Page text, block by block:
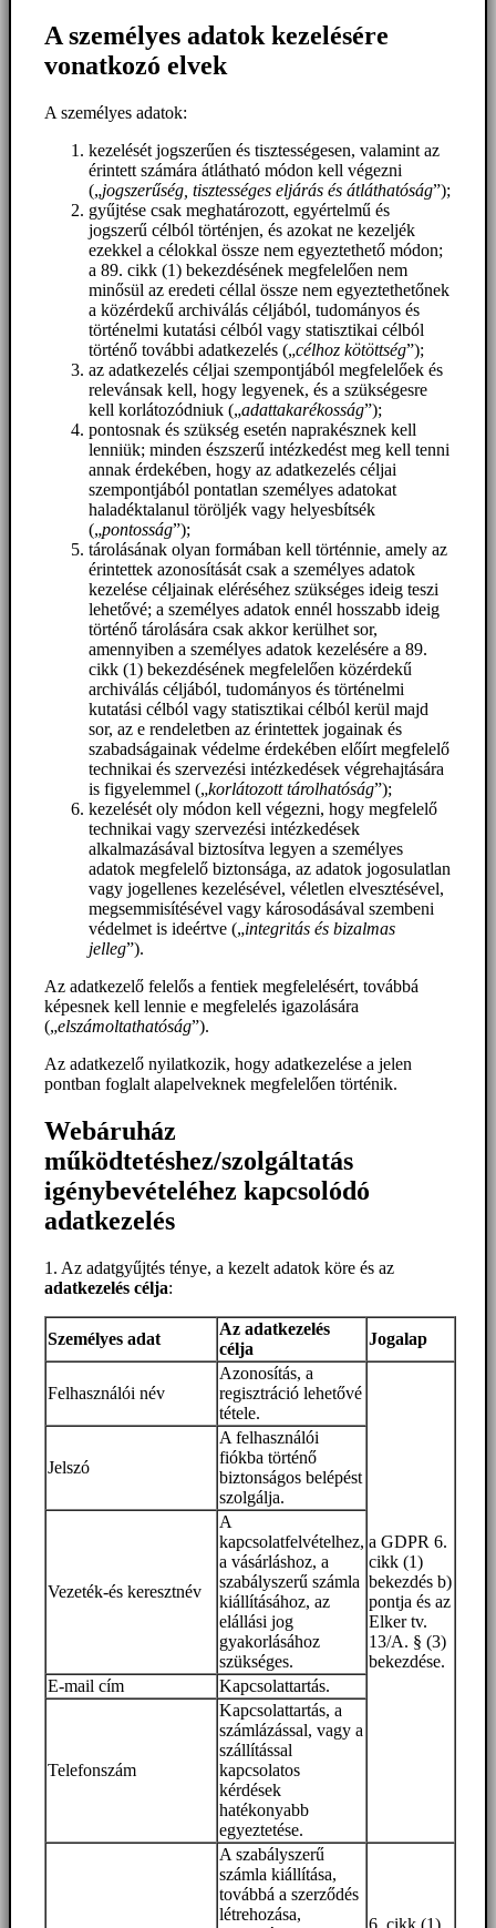
A személyes adatok kezelésére
vonatkozó elvek
A személyes adatok:
kezelését jogszerűen és tisztességesen, valamint az
érintett számára átlátható módon kell végezni
(„jogszerűség, tisztességes eljárás és átláthatóság”);
gyűjtése csak meghatározott, egyértelmű és
jogszerű célból történjen, és azokat ne kezeljék
ezekkel a célokkal össze nem egyeztethető módon;
a 89. cikk (1) bekezdésének megfelelően nem
minősül az eredeti céllal össze nem egyeztethetőnek
a közérdekű archiválás céljából, tudományos és
történelmi kutatási célból vagy statisztikai célból
történő további adatkezelés („célhoz kötöttség”);
az adatkezelés céljai szempontjából megfelelőek és
relevánsak kell, hogy legyenek, és a szükségesre
kell korlátozódniuk („adattakarékosság”);
pontosnak és szükség esetén naprakésznek kell
lenniük; minden észszerű intézkedést meg kell tenni
annak érdekében, hogy az adatkezelés céljai
szempontjából pontatlan személyes adatokat
haladéktalanul töröljék vagy helyesbítsék
(„pontosság”);
tárolásának olyan formában kell történnie, amely az
érintettek azonosítását csak a személyes adatok
kezelése céljainak eléréséhez szükséges ideig teszi
lehetővé; a személyes adatok ennél hosszabb ideig
történő tárolására csak akkor kerülhet sor,
amennyiben a személyes adatok kezelésére a 89.
cikk (1) bekezdésének megfelelően közérdekű
archiválás céljából, tudományos és történelmi
kutatási célból vagy statisztikai célból kerül majd
sor, az e rendeletben az érintettek jogainak és
szabadságainak védelme érdekében előírt megfelelő
technikai és szervezési intézkedések végrehajtására
is figyelemmel („korlátozott tárolhatóság”);
kezelését oly módon kell végezni, hogy megfelelő
technikai vagy szervezési intézkedések
alkalmazásával biztosítva legyen a személyes
adatok megfelelő biztonsága, az adatok jogosulatlan
vagy jogellenes kezelésével, véletlen elvesztésével,
megsemmisítésével vagy károsodásával szembeni
védelmet is ideértve („integritás és bizalmas
jelleg”).
Az adatkezelő felelős a fentiek megfelelésért, továbbá
képesnek kell lennie e megfelelés igazolására
(„elszámoltathatóság”).
Az adatkezelő nyilatkozik, hogy adatkezelése a jelen
pontban foglalt alapelveknek megfelelően történik.
Webáruház
működtetéshez/szolgáltatás
igénybevételéhez kapcsolódó
adatkezelés
1. Az adatgyűjtés ténye, a kezelt adatok köre és az
adatkezelés célja:
Személyes adat
Az adatkezelés
célja
Jogalap
Felhasználói név
Azonosítás, a
regisztráció lehetővé
tétele.
a GDPR 6.
cikk (1)
bekezdés b)
pontja és az
Elker tv.
13/A. § (3)
bekezdése.
Jelszó
A felhasználói
fiókba történő
biztonságos belépést
szolgálja.
Vezeték-és keresztnév
A
kapcsolatfelvételhez,
a vásárláshoz, a
szabályszerű számla
kiállításához, az
elállási jog
gyakorlásához
szükséges.
E-mail cím
Kapcsolattartás.
Telefonszám
Kapcsolattartás, a
számlázással, vagy a
szállítással
kapcsolatos
kérdések
hatékonyabb
egyeztetése.
A szabályszerű
számla kiállítása,
továbbá a szerződés
létrehozása,
6. cikk (1)